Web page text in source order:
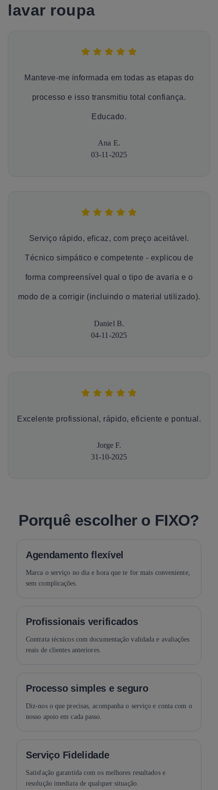
lavar roupa
Manteve-me informada em todas as etapas do
processo e isso transmitiu total confiança.
Educado.
Ana E.
03-11-2025
Serviço rápido, eficaz, com preço aceitável.
Técnico simpático e competente - explicou de
forma compreensível qual o tipo de avaria e o
modo de a corrigir (incluindo o material utilizado).
Daniel B.
04-11-2025
Excelente profissional, rápido, eficiente e pontual.
Jorge F.
31-10-2025
Porquê escolher o FIXO?
Agendamento flexível
Marca o serviço no dia e hora que te for mais conveniente,
sem complicações.
Profissionais verificados
Contrata técnicos com documentação validada e avaliações
reais de clientes anteriores.
Processo simples e seguro
Diz-nos o que precisas, acompanha o serviço e conta com o
nosso apoio em cada passo.
Serviço Fidelidade
Satisfação garantida com os melhores resultados e
resolução imediata de qualquer situação.